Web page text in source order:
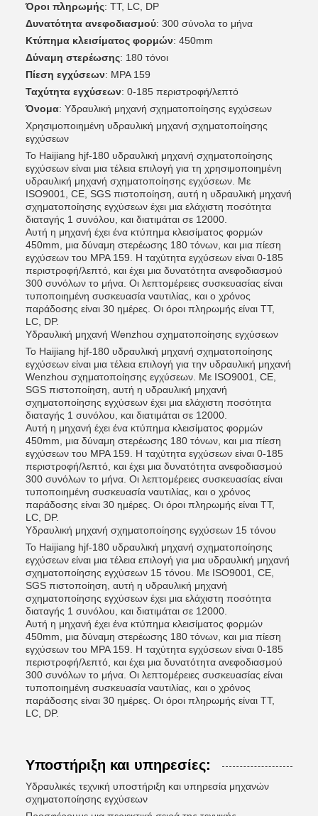
Όροι πληρωμής: TT, LC, DP
Δυνατότητα ανεφοδιασμού: 300 σύνολα το μήνα
Κτύπημα κλεισίματος φορμών: 450mm
Δύναμη στερέωσης: 180 τόνοι
Πίεση εγχύσεων: MPA 159
Ταχύτητα εγχύσεων: 0-185 περιστροφή/λεπτό
Όνομα: Υδραυλική μηχανή σχηματοποίησης εγχύσεων
Χρησιμοποιημένη υδραυλική μηχανή σχηματοποίησης
εγχύσεων
Το Haijiang hjf-180 υδραυλική μηχανή σχηματοποίησης
εγχύσεων είναι μια τέλεια επιλογή για τη χρησιμοποιημένη
υδραυλική μηχανή σχηματοποίησης εγχύσεων. Με
ISO9001, CE, SGS πιστοποίηση, αυτή η υδραυλική μηχανή
σχηματοποίησης εγχύσεων έχει μια ελάχιστη ποσότητα
διαταγής 1 συνόλου, και διατιμάται σε 12000.
Αυτή η μηχανή έχει ένα κτύπημα κλεισίματος φορμών
450mm, μια δύναμη στερέωσης 180 τόνων, και μια πίεση
εγχύσεων του MPA 159. Η ταχύτητα εγχύσεων είναι 0-185
περιστροφή/λεπτό, και έχει μια δυνατότητα ανεφοδιασμού
300 συνόλων το μήνα. Οι λεπτομέρειες συσκευασίας είναι
τυποποιημένη συσκευασία ναυτιλίας, και ο χρόνος
παράδοσης είναι 30 ημέρες. Οι όροι πληρωμής είναι TT,
LC, DP.
Υδραυλική μηχανή Wenzhou σχηματοποίησης εγχύσεων
Το Haijiang hjf-180 υδραυλική μηχανή σχηματοποίησης
εγχύσεων είναι μια τέλεια επιλογή για την υδραυλική μηχανή
Wenzhou σχηματοποίησης εγχύσεων. Με ISO9001, CE,
SGS πιστοποίηση, αυτή η υδραυλική μηχανή
σχηματοποίησης εγχύσεων έχει μια ελάχιστη ποσότητα
διαταγής 1 συνόλου, και διατιμάται σε 12000.
Αυτή η μηχανή έχει ένα κτύπημα κλεισίματος φορμών
450mm, μια δύναμη στερέωσης 180 τόνων, και μια πίεση
εγχύσεων του MPA 159. Η ταχύτητα εγχύσεων είναι 0-185
περιστροφή/λεπτό, και έχει μια δυνατότητα ανεφοδιασμού
300 συνόλων το μήνα. Οι λεπτομέρειες συσκευασίας είναι
τυποποιημένη συσκευασία ναυτιλίας, και ο χρόνος
παράδοσης είναι 30 ημέρες. Οι όροι πληρωμής είναι TT,
LC, DP.
Υδραυλική μηχανή σχηματοποίησης εγχύσεων 15 τόνου
Το Haijiang hjf-180 υδραυλική μηχανή σχηματοποίησης
εγχύσεων είναι μια τέλεια επιλογή για μια υδραυλική μηχανή
σχηματοποίησης εγχύσεων 15 τόνου. Με ISO9001, CE,
SGS πιστοποίηση, αυτή η υδραυλική μηχανή
σχηματοποίησης εγχύσεων έχει μια ελάχιστη ποσότητα
διαταγής 1 συνόλου, και διατιμάται σε 12000.
Αυτή η μηχανή έχει ένα κτύπημα κλεισίματος φορμών
450mm, μια δύναμη στερέωσης 180 τόνων, και μια πίεση
εγχύσεων του MPA 159. Η ταχύτητα εγχύσεων είναι 0-185
περιστροφή/λεπτό, και έχει μια δυνατότητα ανεφοδιασμού
300 συνόλων το μήνα. Οι λεπτομέρειες συσκευασίας είναι
τυποποιημένη συσκευασία ναυτιλίας, και ο χρόνος
παράδοσης είναι 30 ημέρες. Οι όροι πληρωμής είναι TT,
LC, DP.
Υποστήριξη και υπηρεσίες:
Υδραυλικές τεχνική υποστήριξη και υπηρεσία μηχανών
σχηματοποίησης εγχύσεων